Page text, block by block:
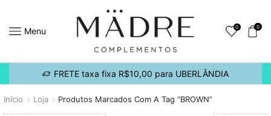
Menu 0 0
FRETE taxa fixa R$10,00 para UBERLÂNDIA
Início Loja Produtos Marcados Com A Tag “BROWN”